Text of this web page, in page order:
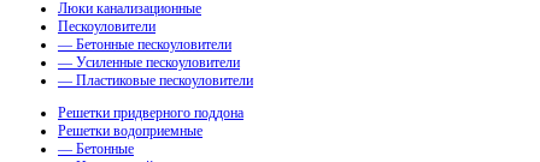
Люки канализационные
Пескоуловители
— Бетонные пескоуловители
— Усиленные пескоуловители
— Пластиковые пескоуловители
Решетки придверного поддона
Решетки водоприемные
— Бетонные